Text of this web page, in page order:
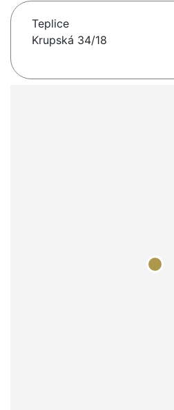
Teplice
Krupská 34/18